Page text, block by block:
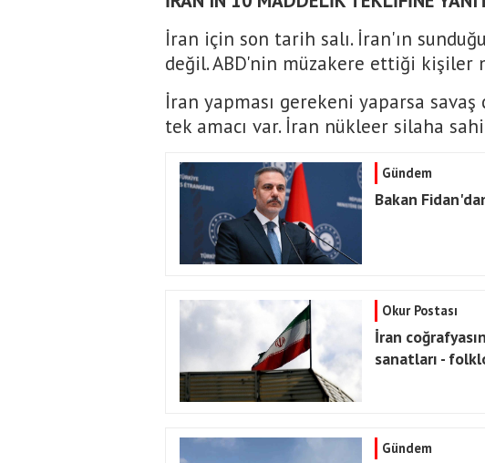
İran için son tarih salı. İran'ın
değil. ABD'nin müzakere ettiği
İran yapması gerekeni yaparsa savaş
tek amacı var. İran nükleer silaha
Gündem
Bakan
Okur Postası
İran
sanatları -
Gündem